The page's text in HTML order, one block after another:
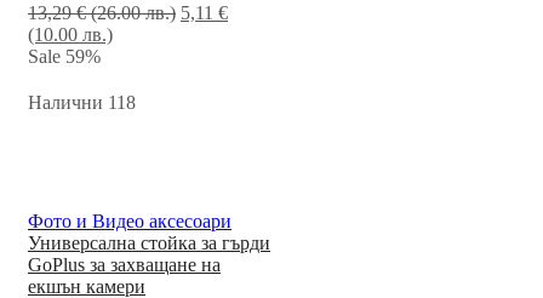
13,29€ (26.00 лв.) 5,11 €
(10.00 лв.)
Sale 59%
Налични 118
Фото и Видео аксесоари
Универсална стойка за гърди
GoPlus за захващане на
екшън камери